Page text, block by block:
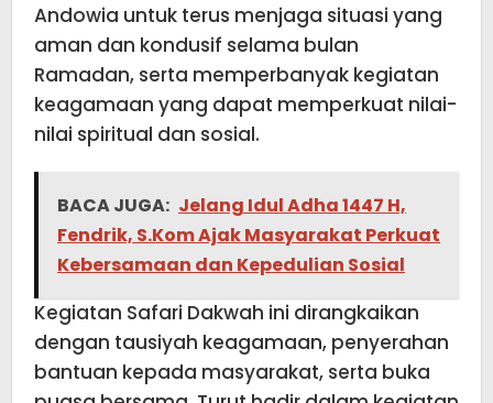
Andowia untuk terus menjaga situasi yang
aman dan kondusif selama bulan
Ramadan, serta memperbanyak kegiatan
keagamaan yang dapat memperkuat nilai-
nilai spiritual dan sosial.
BACA JUGA: Jelang Idul Adha 1447 H,
Fendrik, S.Kom Ajak Masyarakat Perkuat
Kebersamaan dan Kepedulian Sosial
Kegiatan Safari Dakwah ini dirangkaikan
dengan tausiyah keagamaan, penyerahan
bantuan kepada masyarakat, serta buka